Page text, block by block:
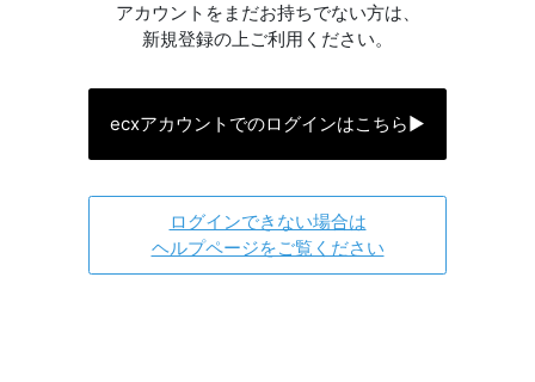
アカウントをまだお持ちでない方は、
新規登録の上ご利用ください。
ecxアカウントでのログインはこちら▶
ログインできない場合は
ヘルプページをご覧ください